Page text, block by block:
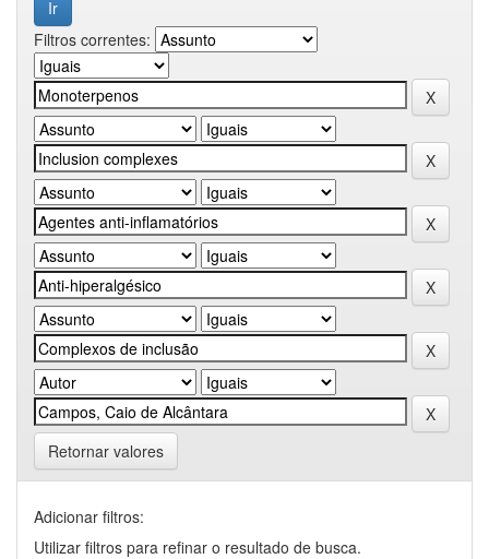
Filtros correntes:
Retornar valores
Adicionar filtros:
Utilizar filtros para refinar o resultado de busca.